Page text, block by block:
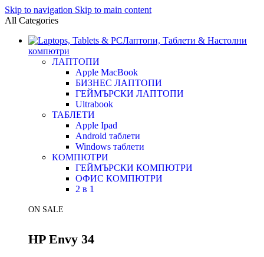
Skip to navigation Skip to main content
All Categories
Лаптопи, Таблети & Настолни
компютри
ЛАПТОПИ
Apple MacBook
БИЗНЕС ЛАПТОПИ
ГЕЙМЪРСКИ ЛАПТОПИ
Ultrabook
ТАБЛЕТИ
Apple Ipad
Android таблети
Windows таблети
КОМПЮТРИ
ГЕЙМЪРСКИ КОМПЮТРИ
ОФИС КОМПЮТРИ
2 в 1
ON SALE
HP Envy 34